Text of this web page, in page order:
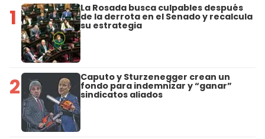
1 La Rosada busca culpables después
de la derrota en el Senado y recalcula
su estrategia
2 Caputo y Sturzenegger crean un
fondo para indemnizar y “ganar”
sindicatos aliados